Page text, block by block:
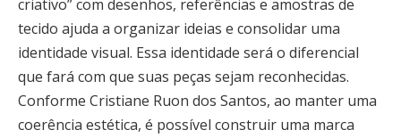
criativo” com desenhos, referências e amostras de
tecido ajuda a organizar ideias e consolidar uma
identidade visual. Essa identidade será o diferencial
que fará com que suas peças sejam reconhecidas.
Conforme Cristiane Ruon dos Santos, ao manter uma
coerência estética, é possível construir uma marca